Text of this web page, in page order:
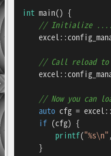
int main() {
// Initialize ....
// Call reload to
// Now you can
auto cfg = excel::
if (cfg) {
printf("%s\n"
    }